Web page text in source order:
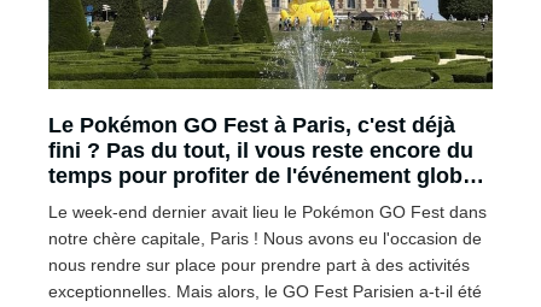
Le Pokémon GO Fest à Paris, c'est déjà
fini ? Pas du tout, il vous reste encore du
temps pour profiter de l'événement global
!Le week-end dernier avait lieu le Pokémon GO Fest dans
notre chère capitale, Paris ! Nous avons eu l'occasion de
nous rendre sur place pour prendre part à des activités
exceptionnelles. Mais alors, le GO Fest Parisien a-t-il été